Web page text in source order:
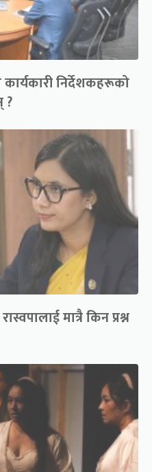
कार्यकारी निर्देशकहरूको
?
मात्रै किन प्रश्न